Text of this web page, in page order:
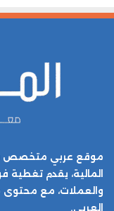
موقع عربي متخصص في
المالية، يقدم تغطية
والعملات، مع محتوى
العربي.